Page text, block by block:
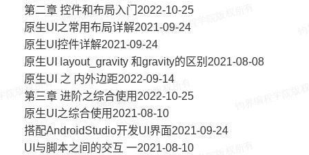
第二章 控件和布局入门2022-10-25
原生UI之常用布局详解2021-09-24
原生UI控件详解2021-09-24
原生UI layout_gravity 和gravity的区别2021-08-08
原生UI 之 内外边距2022-09-14
第三章 进阶之综合使用2022-10-25
原生UI之综合使用2021-08-10
搭配AndroidStudio开发UI界面2021-09-24
UI与脚本之间的交互 一2021-08-10